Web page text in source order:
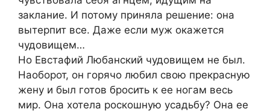
заклание. И потому приняла решение: она
вытерпит все. Даже если муж окажется
чудовищем…
Но Евстафий Любанский чудовищем не был.
Наоборот, он горячо любил свою прекрасную
жену и был готов бросить к ее ногам весь
мир. Она хотела роскошную усадьбу? Она ее